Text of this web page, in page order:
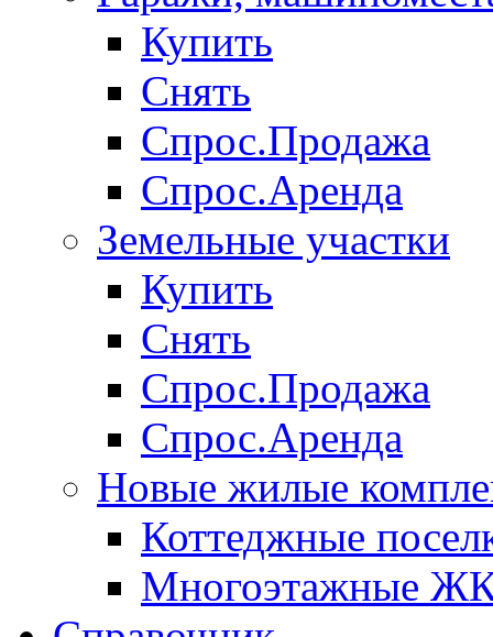
Купить
Снять
Спрос.Продажа
Спрос.Аренда
Земельные участки
Купить
Снять
Спрос.Продажа
Спрос.Аренда
Новые жилые
Коттеджные
Многоэтажные